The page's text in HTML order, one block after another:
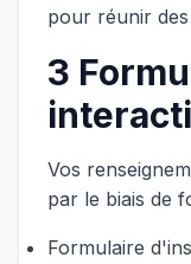
pour réunir
3
Vos
par le biais de
Formulaire